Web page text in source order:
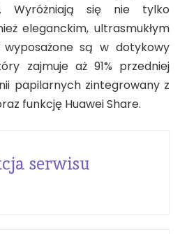
Wyróżniają się nie tylko
eleganckim, ultrasmukłym
wyposażone są w dotykowy
zajmuje aż 91% przedniej
papilarnych zintegrowany z
funkcję Huawei Share.
serwisu